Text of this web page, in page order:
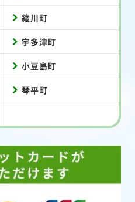
綾川町
宇多津町
小豆島町
琴平町